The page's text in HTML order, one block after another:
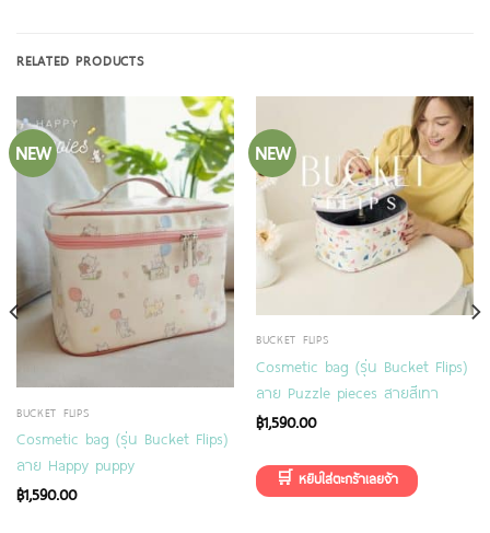
RELATED PRODUCTS
NEW
BUCKET FLIPS
Cosmetic bag (รุ่น Bucket Flips)
ลาย Happy puppy
฿1,590.00
NEW
BUCKET FLIPS
Cosmetic bag (รุ่น Bucket Flips)
ลาย Puzzle pieces สายสีเทา
฿1,590.00